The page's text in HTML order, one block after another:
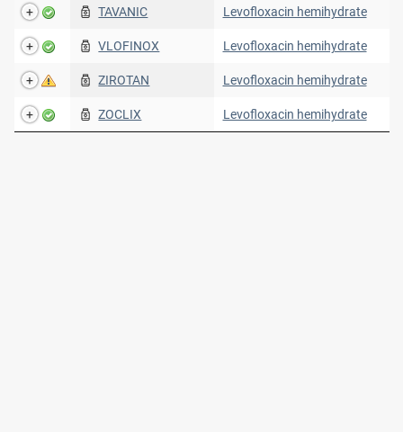
TAVANIC Levofloxacin hemihydrate
VLOFINOX Levofloxacin hemihydrate
ZIROTAN Levofloxacin hemihydrate
ZOCLIX Levofloxacin hemihydrate